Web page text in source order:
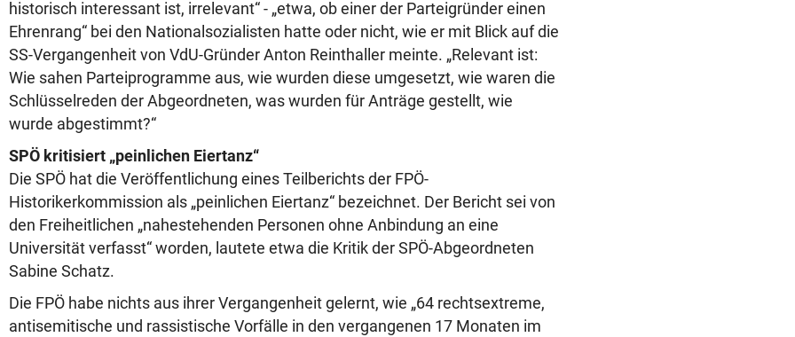
historisch interessant ist, irrelevant“ - „etwa, ob einer der Parteigründer einen
Ehrenrang“ bei den Nationalsozialisten hatte oder nicht, wie er mit Blick auf die
SS-Vergangenheit von VdU-Gründer Anton Reinthaller meinte. „Relevant ist:
Wie sahen Parteiprogramme aus, wie wurden diese umgesetzt, wie waren die
Schlüsselreden der Abgeordneten, was wurden für Anträge gestellt, wie
wurde abgestimmt?“
SPÖ kritisiert „peinlichen Eiertanz“
Die SPÖ hat die Veröffentlichung eines Teilberichts der FPÖ-
Historikerkommission als „peinlichen Eiertanz“ bezeichnet. Der Bericht sei von
den Freiheitlichen „nahestehenden Personen ohne Anbindung an eine
Universität verfasst“ worden, lautete etwa die Kritik der SPÖ-Abgeordneten
Sabine Schatz.
Die FPÖ habe nichts aus ihrer Vergangenheit gelernt, wie „64 rechtsextreme,
antisemitische und rassistische Vorfälle in den vergangenen 17 Monaten im